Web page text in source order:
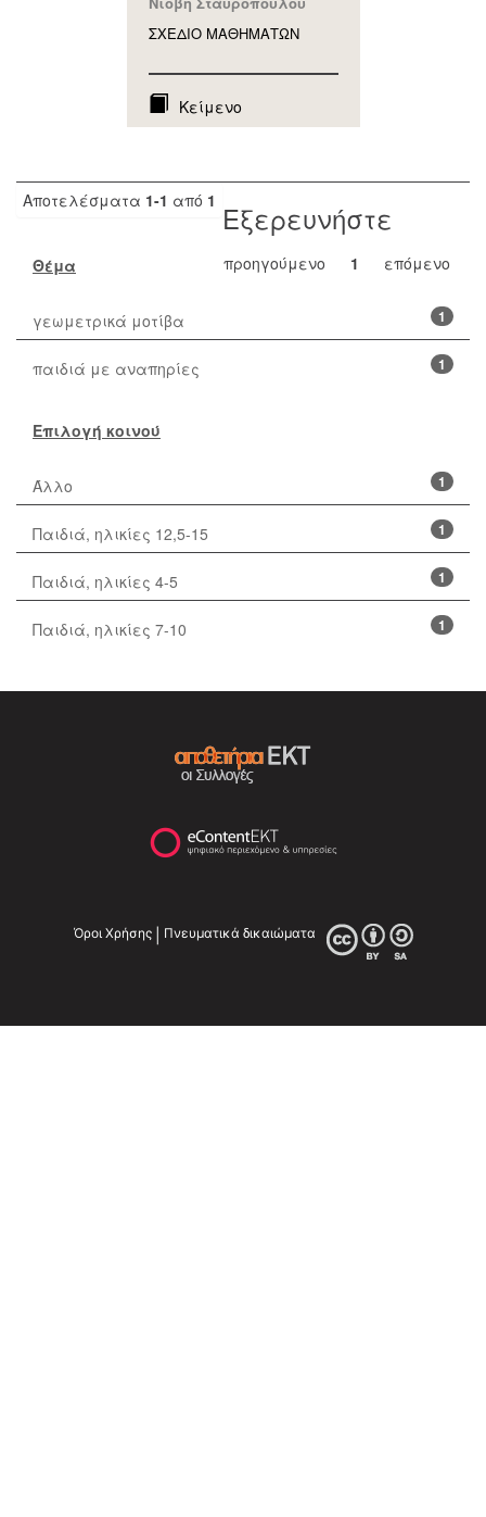
ΣΧΕΔΙΟ ΜΑΘΗΜAΤΩΝ
Κείμενο
Αποτελέσματα 1-1 από 1
προηγούμενο 1 επόμενο
Εξερευνήστε
Θέμα
1
γεωμετρικά μοτίβα
1
παιδιά με αναπηρίες
Επιλογή κοινού
1
Άλλο
1
Παιδιά, ηλικίες 12,5-15
1
Παιδιά, ηλικίες 4-5
1
Παιδιά, ηλικίες 7-10